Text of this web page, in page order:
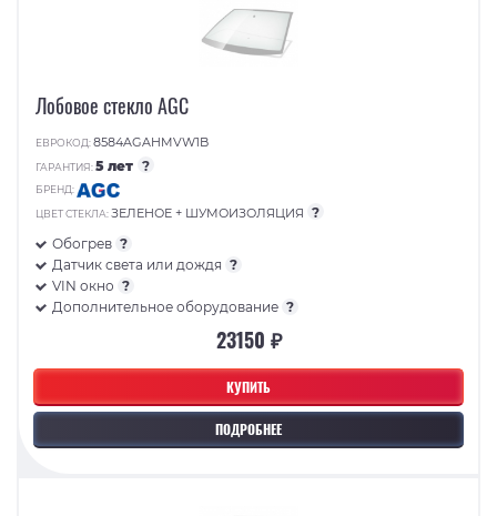
КУПИТЬ
ПОДРОБНЕЕ
Лобовое стекло AGC
ЕВРОКОД:8584AGAHMVW1B
ГАРАНТИЯ:5 лет ?
БРЕНД:
ЦВЕТ СТЕКЛА:ЗЕЛЕНОЕ + ШУМОИЗОЛЯЦИЯ ?
Обогрев ?
Датчик света или дождя ?
VIN окно ?
Дополнительное оборудование ?
23150 ₽